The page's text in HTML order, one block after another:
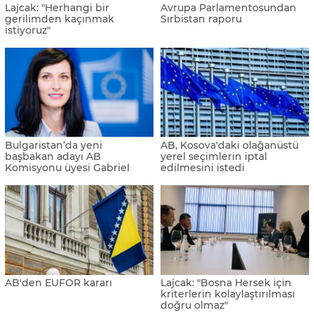
Lajcak: "Herhangi bir
gerilimden kaçınmak
istiyoruz"
Avrupa Parlamentosundan
Sırbistan raporu
Bulgaristan’da yeni
başbakan adayı AB
Komisyonu üyesi Gabriel
AB, Kosova'daki olağanüstü
yerel seçimlerin iptal
edilmesini istedi
AB'den EUFOR kararı
Lajcak: "Bosna Hersek için
kriterlerin kolaylaştırılması
doğru olmaz"